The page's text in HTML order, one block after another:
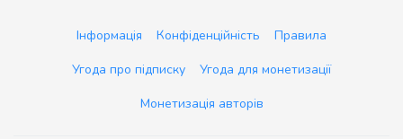
Інформація Конфіденційність
Правила
Угода про підписку
Угода для монетизації
Монетизація авторів